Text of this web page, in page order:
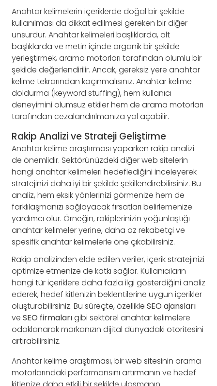
Anahtar kelimelerin içeriklerde doğal bir şekilde
kullanılması da dikkat edilmesi gereken bir diğer
unsurdur. Anahtar kelimeleri başlıklarda, alt
başlıklarda ve metin içinde organik bir şekilde
yerleştirmek, arama motorları tarafından olumlu bir
şekilde değerlendirilir. Ancak, gereksiz yere anahtar
kelime tekrarından kaçınmalısınız. Anahtar kelime
doldurma (keyword stuffing), hem kullanıcı
deneyimini olumsuz etkiler hem de arama motorları
tarafından cezalandırılmanıza yol açabilir.
Rakip Analizi ve Strateji Geliştirme
Anahtar kelime araştırması yaparken rakip analizi
de önemlidir. Sektörünüzdeki diğer web sitelerin
hangi anahtar kelimeleri hedeflediğini inceleyerek
stratejinizi daha iyi bir şekilde şekillendirebilirsiniz. Bu
analiz, hem eksik yönlerinizi görmenize hem de
farklılaşmanızı sağlayacak fırsatları belirlemenize
yardımcı olur. Örneğin, rakiplerinizin yoğunlaştığı
anahtar kelimeler yerine, daha az rekabetçi ve
spesifik anahtar kelimelerle öne çıkabilirsiniz.
Rakip analizinden elde edilen veriler, içerik stratejinizi
optimize etmenize de katkı sağlar. Kullanıcıların
hangi tür içeriklere daha fazla ilgi gösterdiğini analiz
ederek, hedef kitlenizin beklentilerine uygun içerikler
oluşturabilirsiniz. Bu süreçte, özellikle SEO ajansları
ve SEO firmalarıgibi sektörel anahtar kelimelere
odaklanarak markanızın dijital dünyadaki otoritesini
artırabilirsiniz.
Anahtar kelime araştırması, bir web sitesinin arama
motorlarındaki performansını artırmanın ve hedef